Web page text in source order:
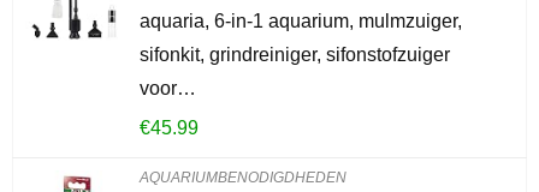
aquaria, 6-in-1 aquarium, mulmzuiger,
sifonkit, grindreiniger, sifonstofzuiger
voor…
€45.99
AQUARIUMBENODIGDHEDEN